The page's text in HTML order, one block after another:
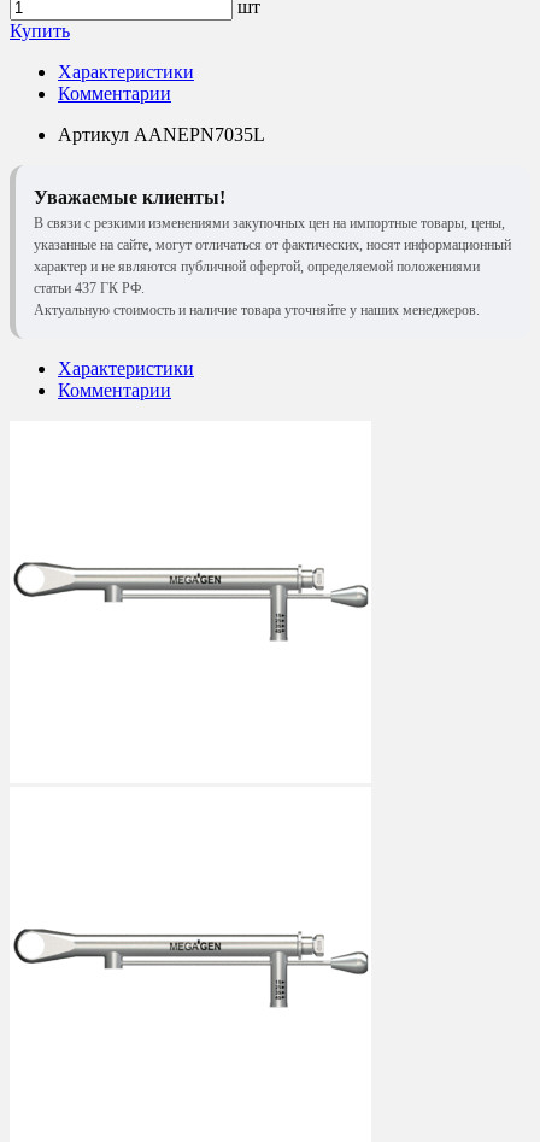
шт
Купить
Характеристики
Комментарии
Артикул AANEPN7035L
Уважаемые клиенты!
В связи с резкими изменениями закупочных цен на импортные товары, цены,
указанные на сайте, могут отличаться от фактических, носят информационный
характер и не являются публичной офертой, определяемой положениями
статьи 437 ГК РФ.
Актуальную стоимость и наличие товара уточняйте у наших менеджеров.
Характеристики
Комментарии